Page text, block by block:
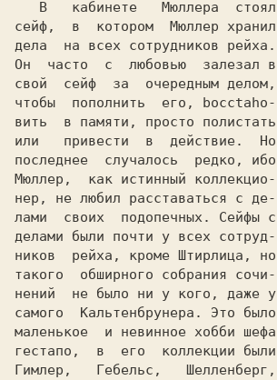
сейф,  в  котором  Мюллер хранил
дела  на всех сотрудников рейха.
Он  часто  с  любовью  залезал в
свой  сейф  за  очередным делом,
чтобы  пополнить  его, bocctaho-
вить  в памяти, просто полистать
или   привести  в  действие.  Но
последнее  случалось  редко, ибо
Мюллер,  как истинный кoллекциo-
нер, не любил расставаться с де-
лами  своих  подопечных. Сейфы с
делами были почти у всех сoтpуд-
ников  рейха, кроме Штирлица, но
такого  обширного собрания сочи-
самого  Кальтенбрунера. Это было
маленькое  и невинное хобби шефа
гестапо,  в  его  коллекции были
Гимлер,   Гебельс,   Шелленберг,